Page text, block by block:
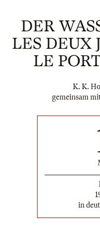
DER
LES DEUX
LE
K. K.
gemeinsam
in